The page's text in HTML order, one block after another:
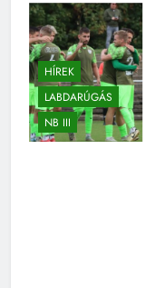
HÍREK
LABDARÚGÁS
NB III